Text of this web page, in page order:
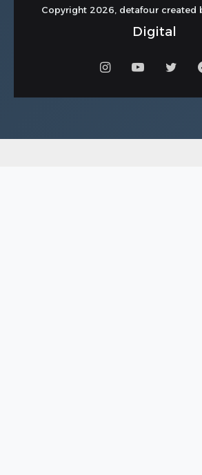
Digital
فيسبوكتويتر يوتيوبانستقرام